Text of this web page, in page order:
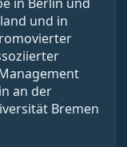
und in
an der
Bremen